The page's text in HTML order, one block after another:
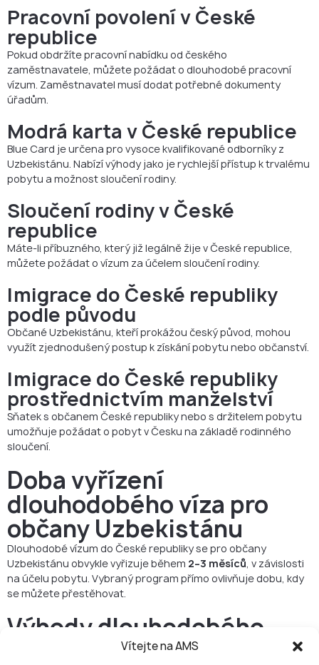
Vítejte na AMS
Pracovní povolení v České
republice
Pokud obdržíte pracovní nabídku od českého
zaměstnavatele, můžete požádat o dlouhodobé pracovní
vízum. Zaměstnavatel musí dodat potřebné dokumenty
úřadům.
Modrá karta v České republice
Blue Card je určena pro vysoce kvalifikované odborníky z
Uzbekistánu. Nabízí výhody jako je rychlejší přístup k trvalému
pobytu a možnost sloučení rodiny.
Sloučení rodiny v České
republice
Máte-li příbuzného, který již legálně žije v České republice,
můžete požádat o vízum za účelem sloučení rodiny.
Imigrace do České republiky
podle původu
Občané Uzbekistánu, kteří prokážou český původ, mohou
využít zjednodušený postup k získání pobytu nebo občanství.
Imigrace do České republiky
prostřednictvím manželství
Sňatek s občanem České republiky nebo s držitelem pobytu
umožňuje požádat o pobyt v Česku na základě rodinného
sloučení.
Doba vyřízení
dlouhodobého víza pro
občany Uzbekistánu
Dlouhodobé vízum do České republiky se pro občany
Uzbekistánu obvykle vyřizuje během 2–3 měsíců, v závislosti
na účelu pobytu. Vybraný program přímo ovlivňuje dobu, kdy
se můžete přestěhovat.
Výhody dlouhodobého
pobytu v České republice